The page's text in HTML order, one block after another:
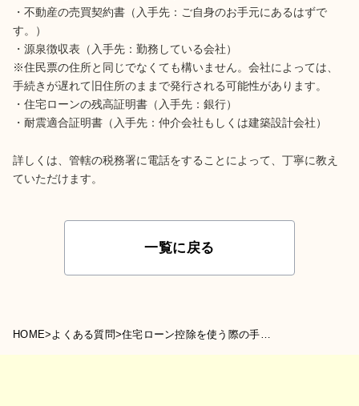
・不動産の売買契約書（入手先：ご自身のお手元にあるはずで
す。）
・源泉徴収表（入手先：勤務している会社）
※住民票の住所と同じでなくても構いません。会社によっては、
手続きが遅れて旧住所のままで発行される可能性があります。
・住宅ローンの残高証明書（入手先：銀行）
・耐震適合証明書（入手先：仲介会社もしくは建築設計会社）
詳しくは、管轄の税務署に電話をすることによって、丁寧に教え
ていただけます。
一覧に戻る
HOME>よくある質問> 住宅ローン控除を使う際の手続きはどうしたら良いでしょうか？